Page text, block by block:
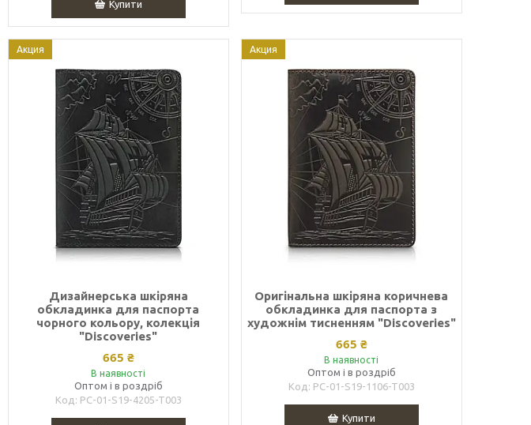
Купити
Акция
Дизайнерська шкіряна
обкладинка для паспорта
чорного кольору, колекція
"Discoveries"
665 ₴
В наявності
Оптом і в роздріб
PC-01-S19-4205-T003
Акция
Оригінальна шкіряна коричнева
обкладинка для паспорта з
художнім тисненням "Discoveries"
665 ₴
В наявності
Оптом і в роздріб
PC-01-S19-1106-T003
Купити